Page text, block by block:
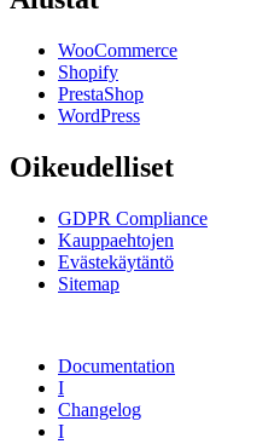
WooCommerce
Shopify
PrestaShop
WordPress
Oikeudelliset
GDPR Compliance
Kauppaehtojen
Evästekäytäntö
Sitemap
Documentation
I
Changelog
I